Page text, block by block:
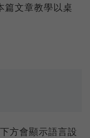
篇文章教學以桌
方會顯示語言設